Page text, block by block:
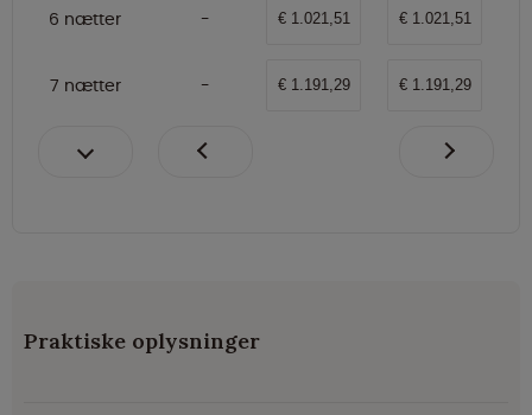
6 nætter € 1.021,51 € 1.021,51
7 nætter € 1.191,29 € 1.191,29
Praktiske oplysninger